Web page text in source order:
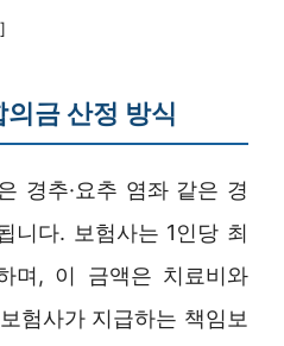
금 산정 방식
경추·요추 염좌 같은 경
니다. 보험사는 1인당 최
며, 이 금액은 치료비와
험사가 지급하는 책임보